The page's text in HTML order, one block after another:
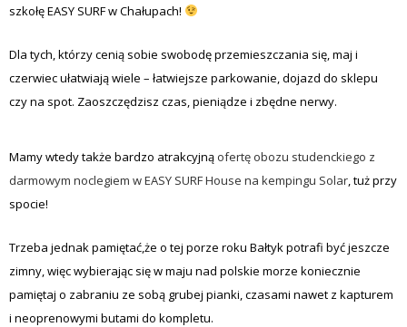
szkołę EASY SURF w Chałupach!
Dla tych, którzy cenią sobie swobodę przemieszczania się, maj i
czerwiec ułatwiają wiele – łatwiejsze parkowanie, dojazd do sklepu
czy na spot. Zaoszczędzisz czas, pieniądze i zbędne nerwy.
Mamy wtedy także bardzo atrakcyjną ofertę obozu studenckiego z
darmowym noclegiem w EASY SURF House na kempingu Solar, tuż przy
spocie!
Trzeba jednak pamiętać,że o tej porze roku Bałtyk potrafi być jeszcze
zimny, więc wybierając się w maju nad polskie morze koniecznie
pamiętaj o zabraniu ze sobą grubej pianki, czasami nawet z kapturem
i neoprenowymi butami do kompletu.